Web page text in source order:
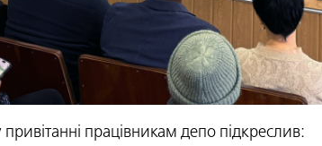
працівникам депо підкреслив: